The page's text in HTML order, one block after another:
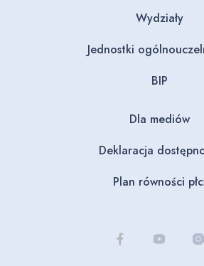
Wydziały
Jednostki
BIP
Dla mediów
Deklaracja
Plan równości